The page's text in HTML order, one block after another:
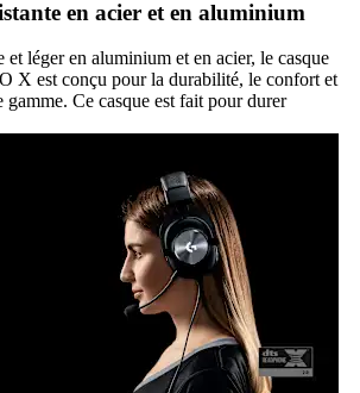
en acier et en aluminium
et léger en aluminium et en acier, le casque
X est conçu pour la durabilité, le confort et
gamme. Ce casque est fait pour durer